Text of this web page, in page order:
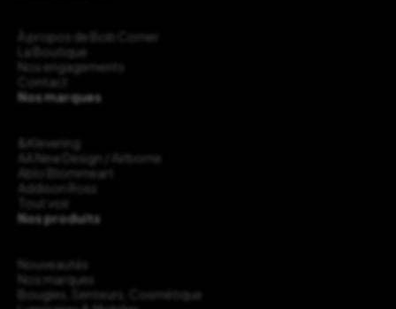
À propos de Bob Corner
La Boutique
Nos engagements
Contact
Nos marques
&Klevering
AA New Design / Airborne
Ablo Blommeart
Addison Ross
Tout voir
Nos produits
Nouveautés
Nos marques
Bougies, Senteurs, Cosmétique